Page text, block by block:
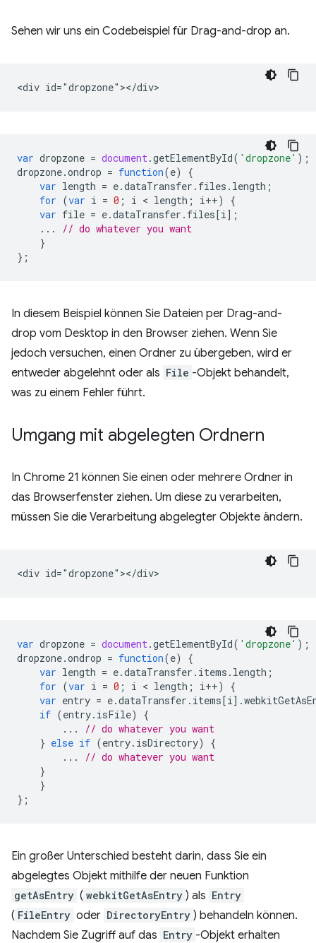
Sehen wir uns ein Codebeispiel für Drag-and-drop an.
var dropzone = document.getElementById( 'dropzone' );
dropzone.ondrop = function(e)
{
var length = e.dataTransfer . files . length ;
for (var i = 0 ; i < length ; i++)
{
var file = e.dataTransfer . files[i];
...
// do whatever you want
}
};
In diesem Beispiel können Sie Dateien per Drag-and-
drop vom Desktop in den Browser ziehen. Wenn Sie
jedoch versuchen, einen Ordner zu übergeben, wird er
entweder abgelehnt oder als File -Objekt behandelt,
was zu einem Fehler führt.
Umgang mit abgelegten Ordnern
In Chrome 21 können Sie einen oder mehrere Ordner in
das Browserfenster ziehen. Um diese zu verarbeiten,
müssen Sie die Verarbeitung abgelegter Objekte ändern.
var dropzone = document.getElementById( 'dropzone' );
dropzone.ondrop = function(e)
{
var length = e.dataTransfer . items . length ;
for (var i = 0 ; i < length ; i++)
{
var entry = e.dataTransfer . items[i].
if (entry. isFile)
{
...
// do whatever you want
} else if (entry. isDirectory)
{
...
// do whatever you want
}
}
};
Ein großer Unterschied besteht darin, dass Sie ein
abgelegtes Objekt mithilfe der neuen Funktion
getAsEntry ( webkitGetAsEntry ) als Entry
( FileEntry oder DirectoryEntry ) behandeln können.
Nachdem Sie Zugriff auf das Entry -Objekt erhalten